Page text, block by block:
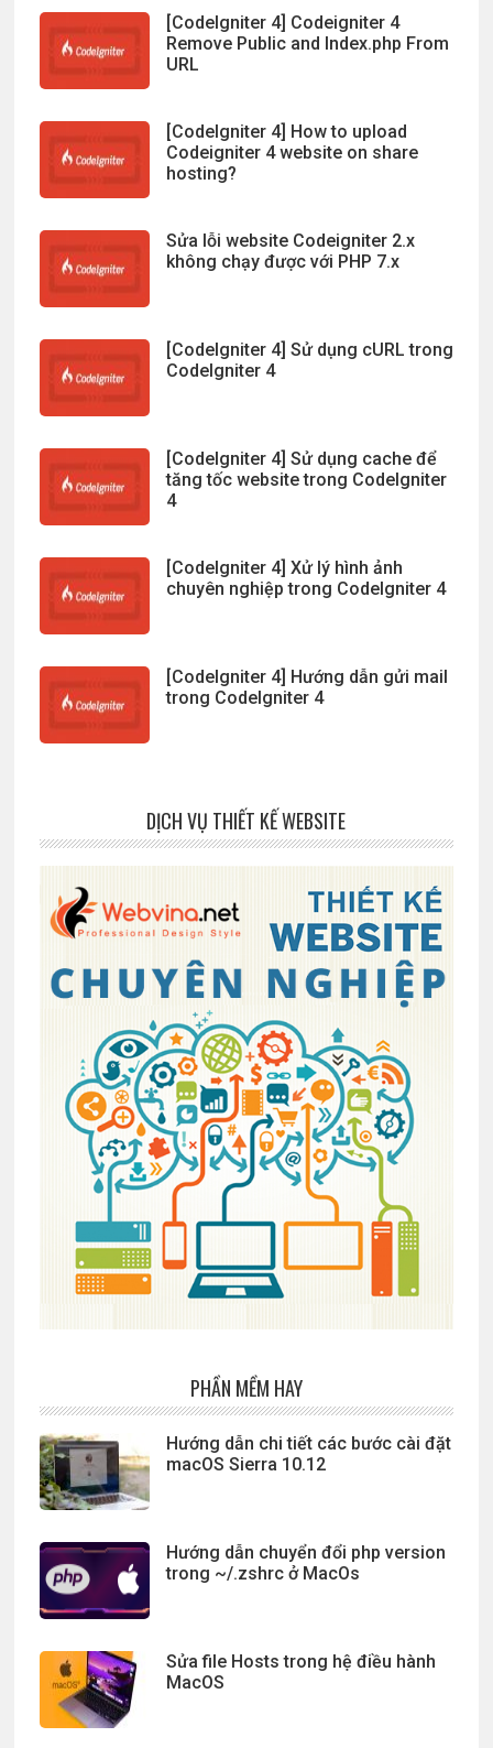
[CodeIgniter 4] Codeigniter 4
Remove Public and Index.php From
URL
[CodeIgniter 4] How to upload
Codeigniter 4 website on share
hosting?
Sửa lỗi website Codeigniter 2.x
không chạy được với PHP 7.x
[CodeIgniter 4] Sử dụng cURL trong
CodeIgniter 4
[CodeIgniter 4] Sử dụng cache để
tăng tốc website trong CodeIgniter
4
[CodeIgniter 4] Xử lý hình ảnh
chuyên nghiệp trong CodeIgniter 4
[CodeIgniter 4] Hướng dẫn gửi mail
trong CodeIgniter 4
DỊCH VỤ THIẾT KẾ WEBSITE
PHẦN MỀM HAY
Hướng dẫn chi tiết các bước cài đặt
macOS Sierra 10.12
Hướng dẫn chuyển đổi php version
trong ~/.zshrc ở MacOs
Sửa file Hosts trong hệ điều hành
MacOS